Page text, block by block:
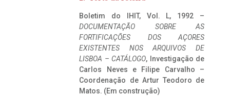
Boletim do IHIT, Vol. L, 1992 –
DOCUMENTAÇÃO SOBRE AS
FORTIFICAÇÕES DOS AÇORES
EXISTENTES NOS ARQUIVOS DE
LISBOA – CATÁLOGO, Investigação de
Carlos Neves e Filipe Carvalho –
Coordenação de Artur Teodoro de
Matos. (Em construção)